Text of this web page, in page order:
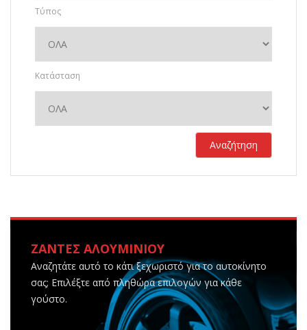
Τύπος
Κατάσταση
Αναζήτηση
ΖΑΝΤΕΣ ΑΛΟΥΜΙΝΙΟΥ
Αναζητάτε αυτό το κάτι ξεχωριστό για το αυτοκίνητο
σας; Επιλέξτε από πληθώρα επιλογών για κάθε
γούστο.